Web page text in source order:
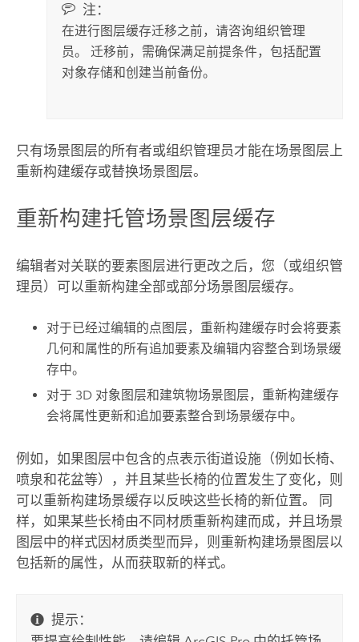
注：
在进行图层缓存迁移之前，请咨询组织管理
员。 迁移前，需确保满足前提条件，包括配置
对象存储和创建当前备份。
只有场景图层的所有者或组织管理员才能在场景图层上
重新构建缓存或替换场景图层。
重新构建托管场景图层缓存
编辑者对关联的要素图层进行更改之后，您（或组织管
理员）可以重新构建全部或部分场景图层缓存。
对于已经过编辑的点图层，重新构建缓存时会将要素
几何和属性的所有追加要素及编辑内容整合到场景缓
存中。
对于 3D 对象图层和建筑物场景图层，重新构建缓存
会将属性更新和追加要素整合到场景缓存中。
例如，如果图层中包含的点表示街道设施（例如长椅、
喷泉和花盆等），并且某些长椅的位置发生了变化，则
可以重新构建场景缓存以反映这些长椅的新位置。 同
样，如果某些长椅由不同材质重新构建而成，并且场景
图层中的样式因材质类型而异，则重新构建场景图层以
包括新的属性，从而获取新的样式。
提示：